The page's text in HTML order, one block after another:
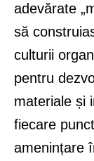
adevărate
să
culturii
pentru
materiale și
fiecare
amenințare